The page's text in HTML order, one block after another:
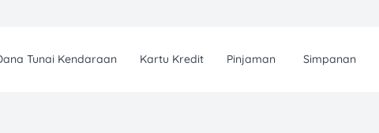
Tunai Kendaraan Kartu Kredit Pinjaman Simpanan